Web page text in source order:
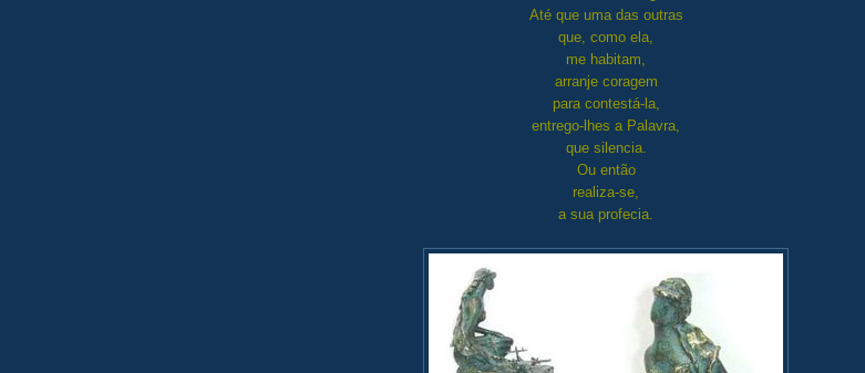
Até que uma das outras
que, como ela,
me habitam,
arranje coragem
para contestá-la,
entrego-lhes a Palavra,
que silencia.
Ou então
realiza-se,
a sua profecia.